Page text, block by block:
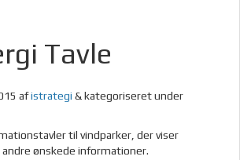
Tavle
afistrategi & kategoriseret under
til vindparker, der viser
ønskede informationer.